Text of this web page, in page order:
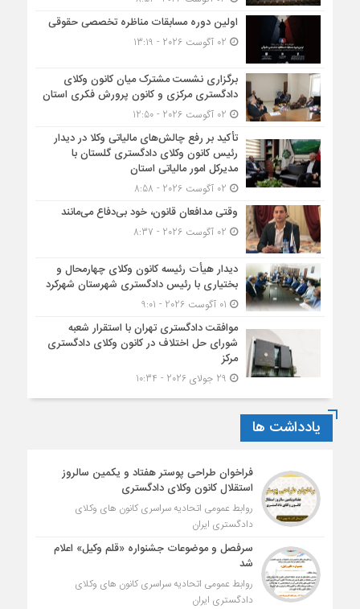
اولین دوره مسابقات مناظره تخصصی حقوقی
برگزاری نشست مشترک میان کانون وکلای
دادگستری مرکزی و کانون پرورش فکری استان
تأکید بر رفع چالش‌های مالیاتی وکلا در دیدار
رئیس کانون وکلای دادگستری گلستان با
مدیرکل امور مالیاتی استان
وقتی مدافعان قانون، خود بی‌دفاع می‌مانند
دیدار هیأت رئیسه کانون وکلای چهارمحال و
بختیاری با رئیس دادگستری شهرستان شهرکرد
موافقت دادگستری تهران با استقرار شعبه
شورای حل اختلاف در کانون وکلای دادگستری
مرکز
یادداشت ها
فراخوان طراحی پوستر هفتاد و یکمین سالروز
استقلال کانون وکلای دادگستری
روابط عمومی اتحادیه سراسری کانون های وکلای
دادگستری ایران
سرفصل و موضوعات جشنواره «قلم وکیل» اعلام
شد
روابط عمومی اتحادیه سراسری کانون های وکلای
دادگستری ایران